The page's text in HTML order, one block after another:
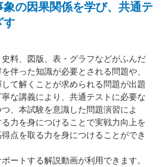
の因果関係を学び、共通テ
す
料、図版、表・グラフなどがふんだ
伴った知識が必要とされる問題や、
て解くことが求められる問題が出題
な講義により、共通テストに必要な
、本試験を意識した問題演習によ
力を身につけることで実戦力向上を
点を取る力を身につけることができ
ートする解説動画が利用できます。